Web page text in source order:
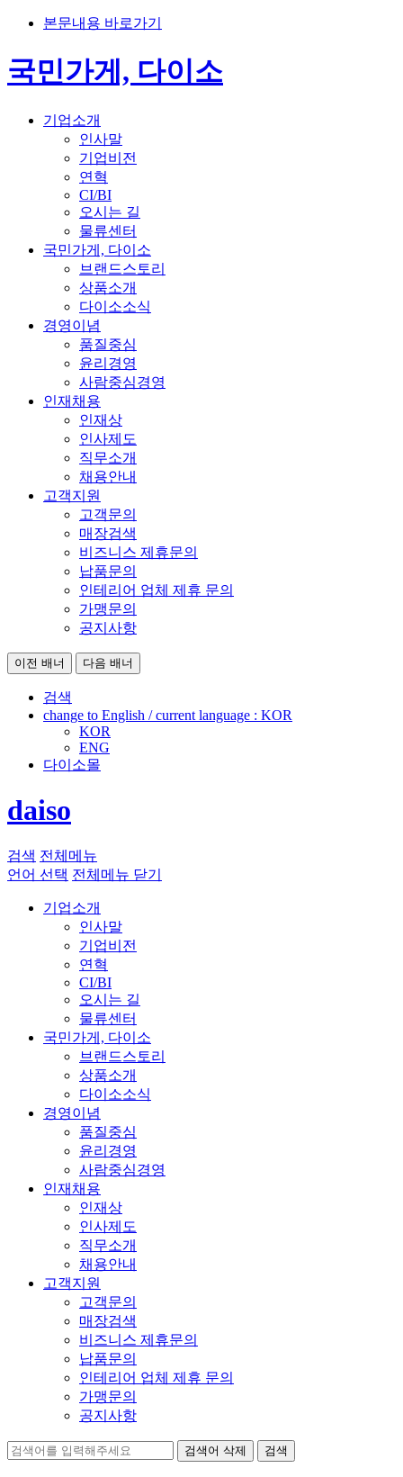
본문내용 바로가기
국민가게, 다이소
기업소개
인사말
기업비전
연혁
CI/BI
오시는 길
물류센터
국민가게, 다이소
브랜드스토리
상품소개
다이소소식
경영이념
품질중심
윤리경영
사람중심경영
인재채용
인재상
인사제도
직무소개
채용안내
고객지원
고객문의
매장검색
비즈니스 제휴문의
납품문의
인테리어 업체 제휴 문의
가맹문의
공지사항
이전 배너 다음 배너
검색
change to English / current language : KOR
KOR
ENG
다이소몰
daiso
검색 전체메뉴
언어 선택 전체메뉴 닫기
기업소개
인사말
기업비전
연혁
CI/BI
오시는 길
물류센터
국민가게, 다이소
브랜드스토리
상품소개
다이소소식
경영이념
품질중심
윤리경영
사람중심경영
인재채용
인재상
인사제도
직무소개
채용안내
고객지원
고객문의
매장검색
비즈니스 제휴문의
납품문의
인테리어 업체 제휴 문의
가맹문의
공지사항
검색어 삭제 검색